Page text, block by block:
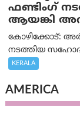
ഫണ്ടിംഗ്
ആയങ്കി
കോഴിക്കോട്:
നടത്തിയ
KERALA
AMERICA